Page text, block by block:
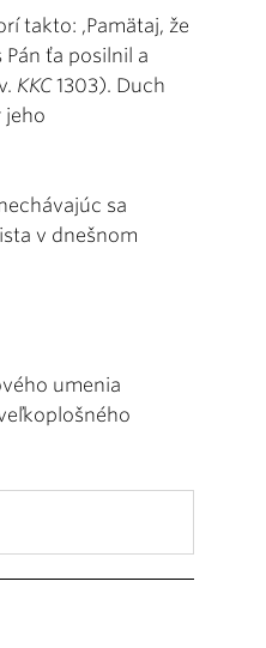
takto: ,Pamätaj, že
ťa posilnil a
KKC1303). Duch
jeho
sa
v dnešnom
umenia